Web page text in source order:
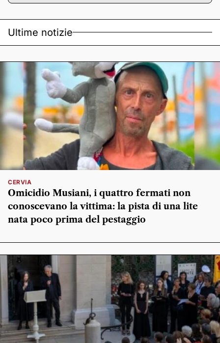
Ultime notizie
CERVIA
Omicidio Musiani, i quattro fermati non
conoscevano la vittima: la pista di una lite
nata poco prima del pestaggio